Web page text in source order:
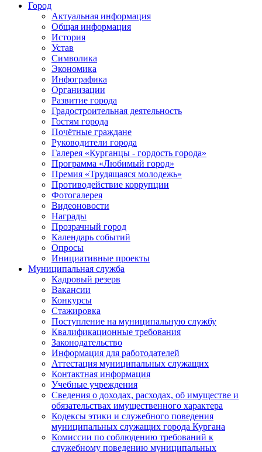
Город
Актуальная информация
Общая информация
История
Устав
Символика
Экономика
Инфографика
Организации
Развитие города
Градостроительная деятельность
Гостям города
Почётные граждане
Руководители города
Галерея «Курганцы - гордость города»
Программа «Любимый город»
Премия «Трудящаяся молодежь»
Противодействие коррупции
Фотогалерея
Видеоновости
Награды
Прозрачный город
Календарь событий
Опросы
Инициативные проекты
Муниципальная служба
Кадровый резерв
Вакансии
Конкурсы
Стажировка
Поступление на муниципальную службу
Квалификационные требования
Законодательство
Информация для работодателей
Аттестация муниципальных служащих
Контактная информация
Учебные учреждения
Сведения о доходах, расходах, об имуществе и
обязательствах имущественного характера
Кодексы этики и служебного поведения
муниципальных служащих города Кургана
Комиссии по соблюдению требований к
служебному поведению муниципальных